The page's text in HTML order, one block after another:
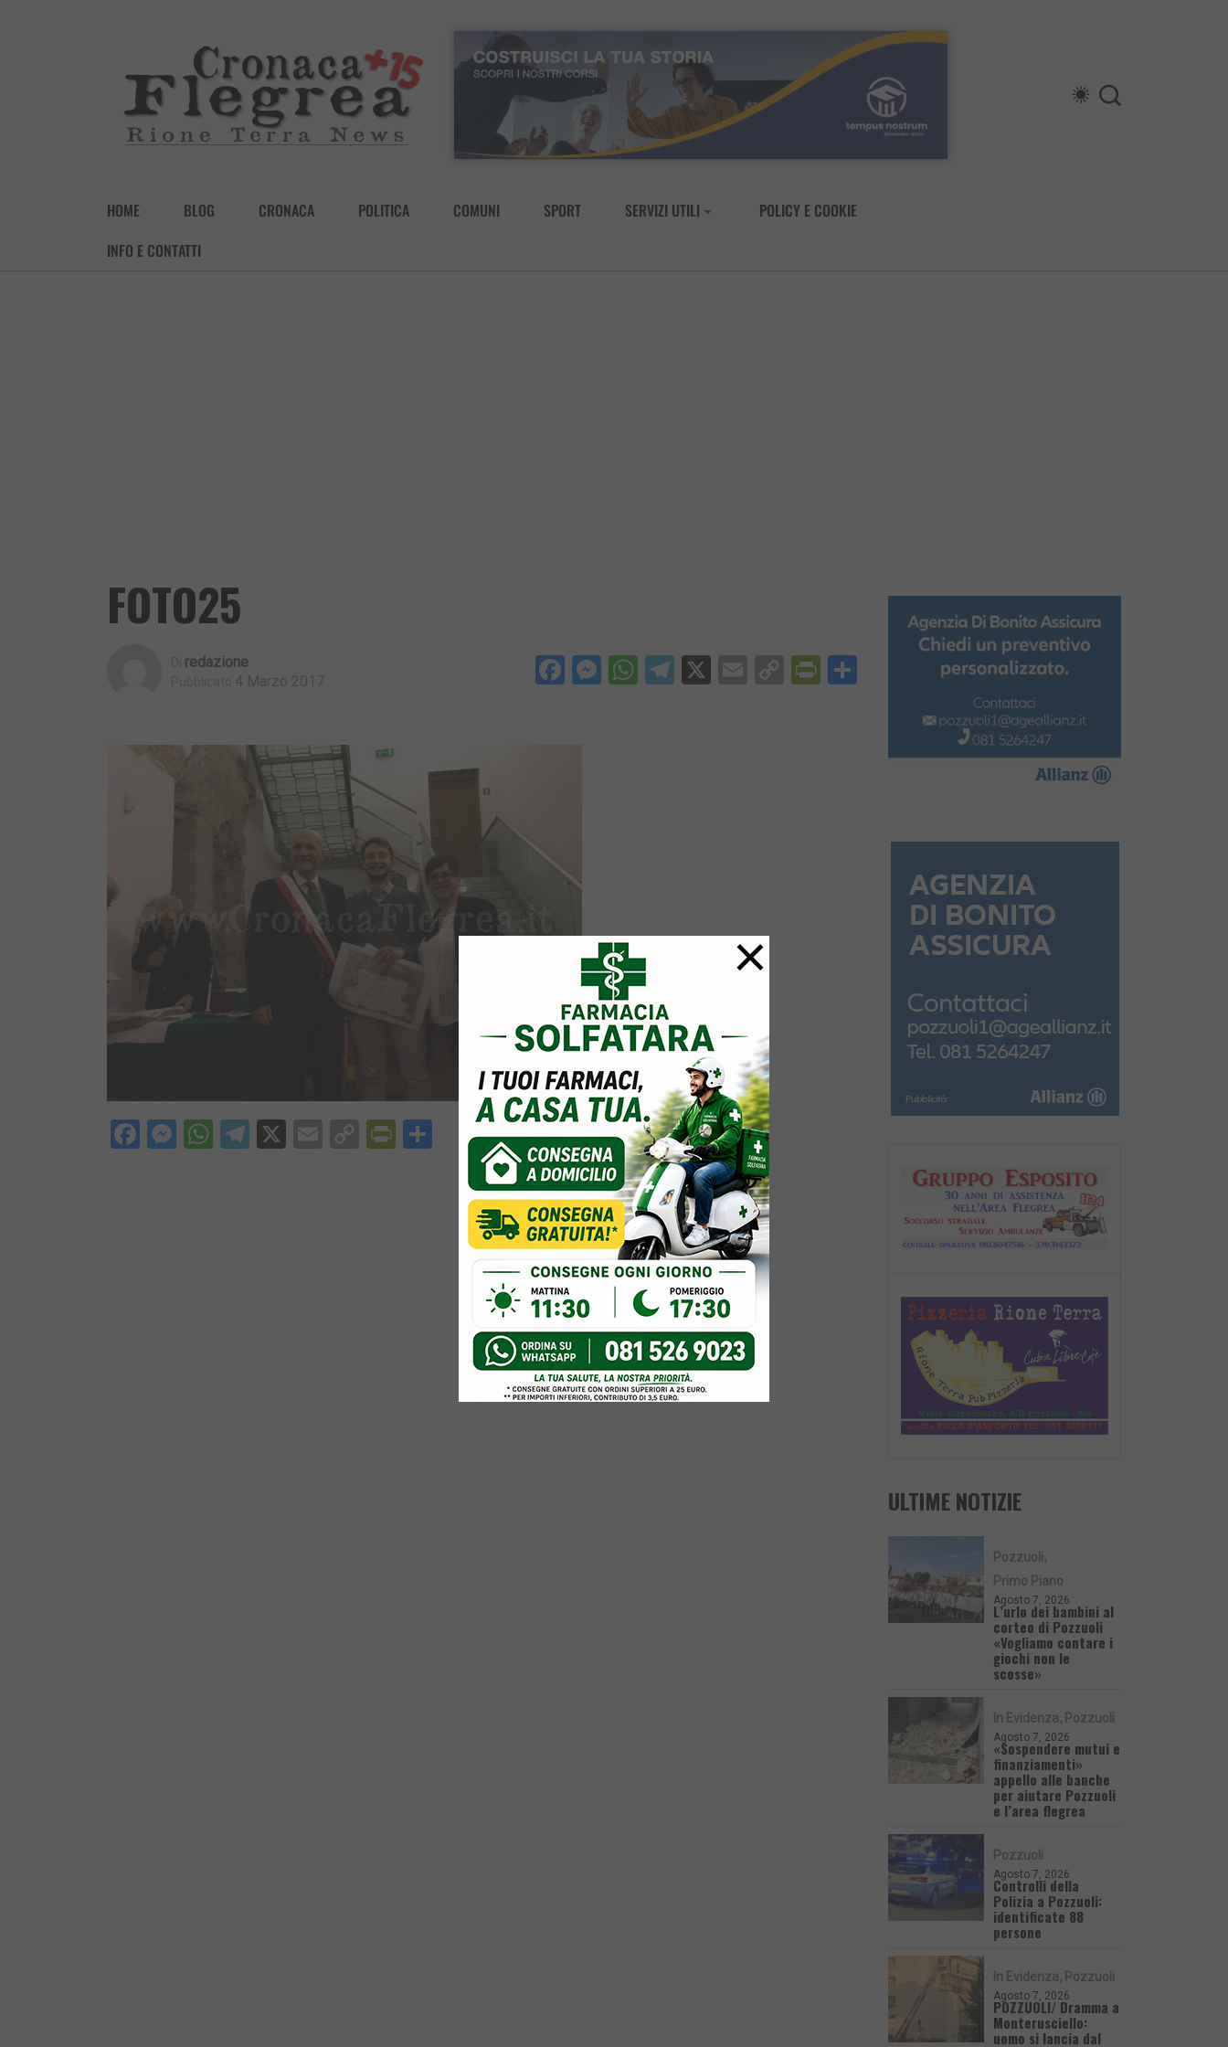
HOME BLOG CRONACA POLITICA COMUNI SPORT SERVIZI UTILI
POLICY E COOKIE
INFO E CONTATTI
FOTO25
Redazione
4 Marzo 2017 Facebook
Messenger
WhatsApp
Telegram
X EmailCopyPrintFriendly
Condividi
Facebook
Messenger
WhatsApp
Telegram
X EmailCopyPrintFriendly
Condividi
ULTIME NOTIZIE
Pozzuoli
Primo Piano
Agosto 7, 2026
L’urlo dei bambini al
corteo di Pozzuoli
«Vogliamo contare i
giochi non le
scosse»
In Evidenza Pozzuoli
Agosto 7, 2026
«Sospendere mutui e
finanziamenti»
appello alle banche
per aiutare Pozzuoli
e l’area flegrea
Pozzuoli
Agosto 7, 2026
Controlli della
Polizia a Pozzuoli:
identificate 88
persone
In Evidenza Pozzuoli
Agosto 7, 2026
POZZUOLI/ Dramma a
Monterusciello:
uomo si lancia dal
×